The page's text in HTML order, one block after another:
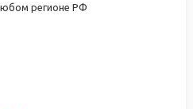
регионе РФ